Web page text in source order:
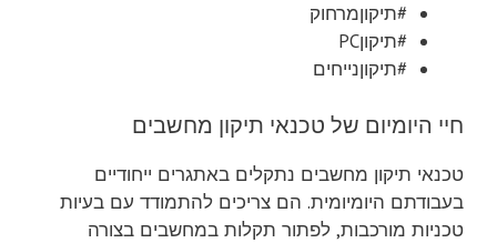
#תיקוןמרחוק
#תיקוןPC
#תיקוןנייחים
חיי היומיום של טכנאי תיקון מחשבים
טכנאי תיקון מחשבים נתקלים באתגרים ייחודיים
בעבודתם היומיומית. הם צריכים להתמודד עם בעיות
טכניות מורכבות, לפתור תקלות במחשבים בצורה